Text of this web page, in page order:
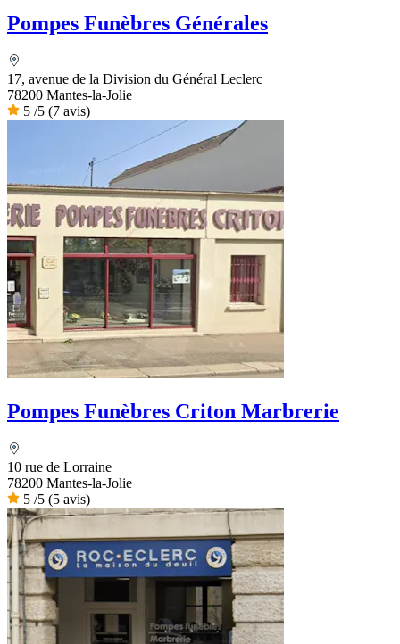
Pompes Funèbres Générales
17, avenue de la Division du Général Leclerc
78200 Mantes-la-Jolie
5 /5 (7 avis)
Pompes Funèbres Criton Marbrerie
10 rue de Lorraine
78200 Mantes-la-Jolie
5 /5 (5 avis)